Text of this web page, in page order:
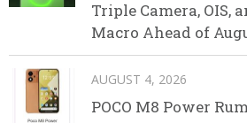
Triple Camera, OIS,
Macro Ahead of
AUGUST 4, 2026
POCO M8 Power